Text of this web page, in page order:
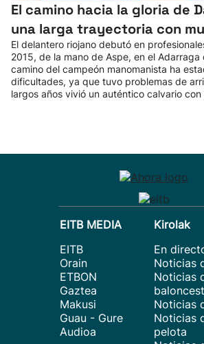
El camino hacia la gloria de
una larga trayectoria con
El delantero riojano debutó en
2015, de la mano de Aspe, en el Adarraga
camino del campeón manomanista ha
dificultades, ya que tuvo problemas de
largos años vivió un auténtico calvario con
EITB MEDIA
EITB
Orain
ETBON
Gaztea
Makusi
Guau - Gure
Audioa
Kirolak
En
Noticias
Noticias
Noticias
Noticias
pelota